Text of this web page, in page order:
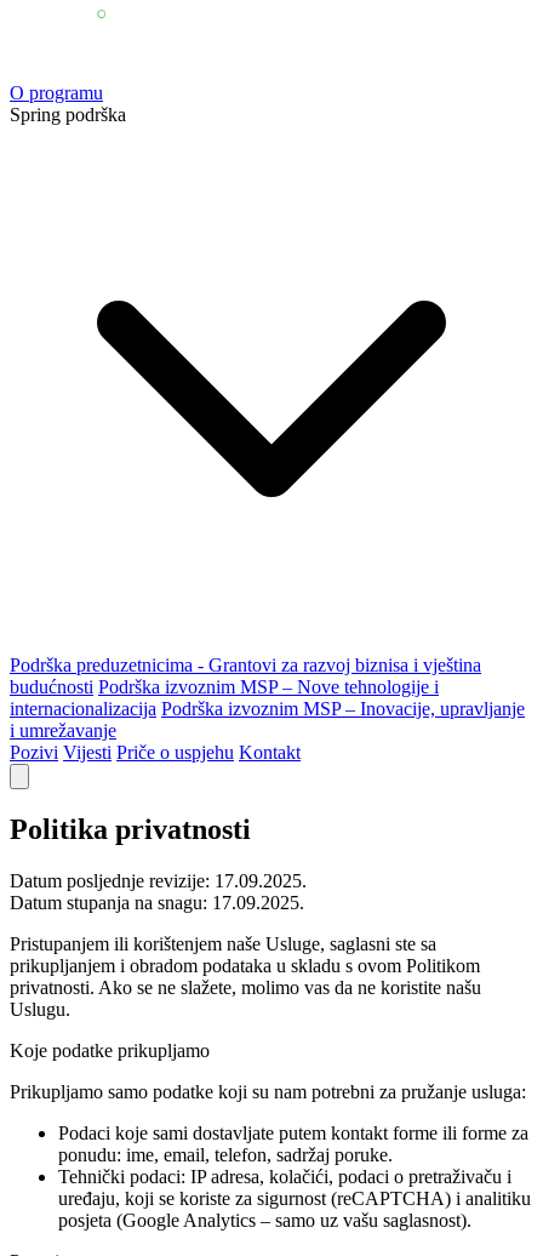
O programu
Spring podrška
Podrška preduzetnicima - Grantovi za razvoj biznisa i vještina
budućnosti Podrška izvoznim MSP – Nove tehnologije i
internacionalizacija Podrška izvoznim MSP – Inovacije, upravljanje
i umrežavanje
Pozivi Vijesti Priče o uspjehu Kontakt
Politika privatnosti
Datum posljednje revizije: 17.09.2025.
Datum stupanja na snagu: 17.09.2025.
Pristupanjem ili korištenjem naše Usluge, saglasni ste sa
prikupljanjem i obradom podataka u skladu s ovom Politikom
privatnosti. Ako se ne slažete, molimo vas da ne koristite našu
Uslugu.
Koje podatke prikupljamo
Prikupljamo samo podatke koji su nam potrebni za pružanje usluga:
Podaci koje sami dostavljate putem kontakt forme ili forme za
ponudu: ime, email, telefon, sadržaj poruke.
Tehnički podaci: IP adresa, kolačići, podaci o pretraživaču i
uređaju, koji se koriste za sigurnost (reCAPTCHA) i analitiku
posjeta (Google Analytics – samo uz vašu saglasnost).